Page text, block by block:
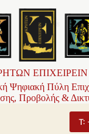
ΕΠΙΧΕΙΡΕΙΝ
Ψηφιακή Πύλη
Προβολής &
Τ: